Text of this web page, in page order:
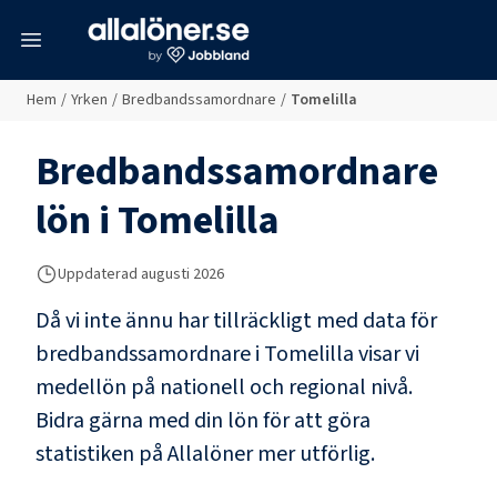
Hem / Yrken / Bredbandssamordnare / Tomelilla
Bredbandssamordnare
lön iTomelilla
Uppdaterad augusti 2026
Då vi inte ännu har tillräckligt med data för
bredbandssamordnarei Tomelillavisar vi
medellön på nationell och regional nivå.
Bidra gärna med din lön för att göra
statistiken på Allalöner mer utförlig.